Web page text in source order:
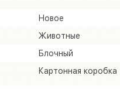
Новое
Животные
Блочный
Картонная коробка